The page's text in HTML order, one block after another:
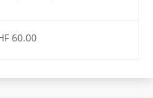
60.00